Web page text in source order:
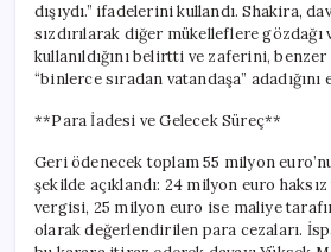
dışıydı.” ifadelerini kullandı. Shakira,
sızdırılarak diğer mükelleflere gözdağı
kullanıldığını belirtti ve zaferini,
“binlerce sıradan vatandaşa” adadığını
**Para İadesi ve Gelecek Süreç**
Geri ödenecek toplam 55 milyon
şekilde açıklandı: 24 milyon euro
vergisi, 25 milyon euro ise maliye
olarak değerlendirilen para cezaları.